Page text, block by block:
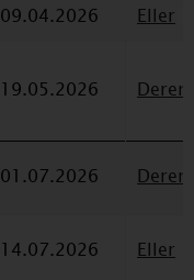
09.04.2026
Eller
19.05.2026
01.07.2026
14.07.2026 Eller